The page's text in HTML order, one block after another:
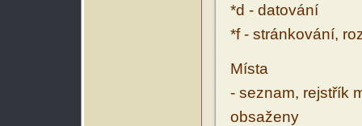
*d - datování
*f - stránkování,
Místa
- seznam, rejstřík
obsaženy